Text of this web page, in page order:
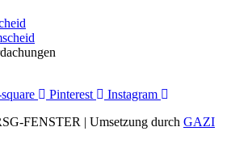
Pinterest
Instagram
FENSTER | Umsetzung durch GAZI